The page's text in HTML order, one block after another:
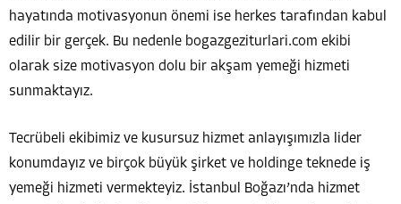
hayatında motivasyonun önemi ise herkes tarafından kabul
edilir bir gerçek. Bu nedenle bogazgeziturlari.com ekibi
olarak size motivasyon dolu bir akşam yemeği hizmeti
sunmaktayız.
Tecrübeli ekibimiz ve kusursuz hizmet anlayışımızla lider
konumdayız ve birçok büyük şirket ve holdinge teknede iş
yemeği hizmeti vermekteyiz. İstanbul Boğazı’nda hizmet